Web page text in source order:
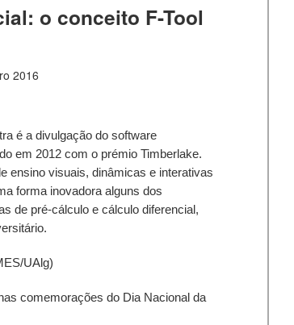
o conceito F-Tool
2016
é a divulgação do software
em 2012 com o prémio Timberlake.
ensino visuais, dinâmicas e interativas
forma inovadora alguns dos
de pré-cálculo e cálculo diferencial,
UAlg)
comemorações do Dia Nacional da